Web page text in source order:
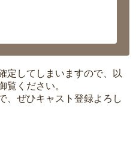
定してしまいますので、以
覧ください。
、ぜひキャスト登録よろし